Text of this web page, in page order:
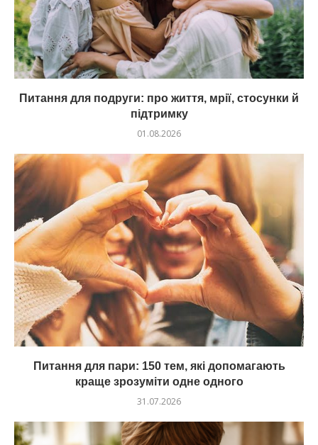
Питання для подруги: про життя, мрії, стосунки й
підтримку
01.08.2026
Питання для пари: 150 тем, які допомагають
краще зрозуміти одне одного
31.07.2026